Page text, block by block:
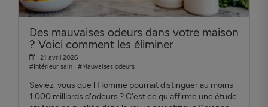
Des mauvaises odeurs dans votre maison
? Voici comment les éliminer
21 avril 2026
#Intérieur sain
#Mauvaises odeurs
Saviez-vous que l'Homme pourrait distinguer au moins
1.000 milliards d'odeurs ? C'est ce qu'affirme une étude